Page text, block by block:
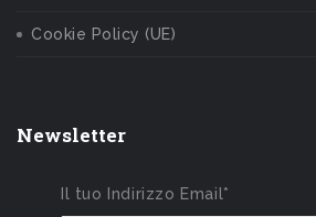
Cookie Policy (UE)
Newsletter
Il tuo Indirizzo Email*